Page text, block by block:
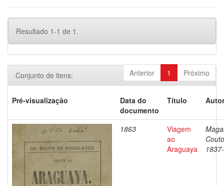
Resultado 1-1 de 1.
Anterior 1 Próximo
Conjunto de itens:
Pré-visualização
Data do
documento
Título
1863
Viagem
ao
Araguaya